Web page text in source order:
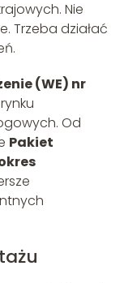
Nie
Trzeba działać
(WE) nr
Od
Pakiet